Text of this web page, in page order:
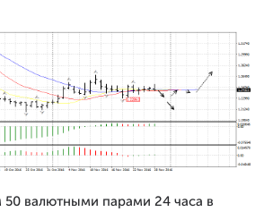
50 валютными парами 24 часа в